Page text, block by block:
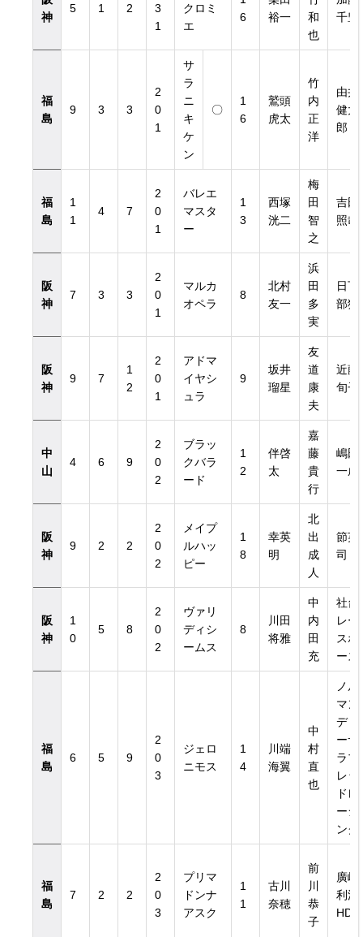
付き）
神
5 1 2
3
1
クロミ
エ
6
裕一
和
也
千豊
福
島
9 3 3
2
0
1
サ
ラ
ニ
キ
ケ
ン
〇
1
6
鷲頭
虎太
竹
内
正
洋
由井
健太
郎
福
島
1
1
4 7
2
0
1
バレエ
マスタ
ー
1
3
西塚
洸二
梅
田
智
之
吉田
照哉
阪
神
7 3 3
2
0
1
マルカ
オペラ
8
北村
友一
浜
田
多
実
日下
部猛
阪
神
9 7
1
2
2
0
1
アドマ
イヤシ
ュラ
9
坂井
瑠星
友
道
康
夫
近藤
旬子
中
山
4 6 9
2
0
2
ブラッ
クバラ
ード
1
2
伴啓
太
嘉
藤
貴
行
嶋田
一成
阪
神
9 2 2
2
0
2
メイプ
ルハッ
ピー
1
8
幸英
明
北
出
成
人
節英
司
阪
神
1
0
5 8
2
0
2
ヴァリ
ディシ
ームス
8
川田
将雅
中
内
田
充
社台
レー
スホ
ース
福
島
6 5 9
2
0
3
ジェロ
ニモス
1
4
川端
海翼
中
村
直
也
ノル
マン
ディ
ーサ
ラブ
レッ
ドレ
ーシ
ング
福
島
7 2 2
2
0
3
プリマ
ドンナ
アスク
1
1
古川
奈穂
前
川
恭
子
廣崎
利洋
HD